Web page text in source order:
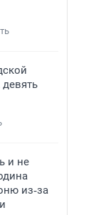
и не
из‑за